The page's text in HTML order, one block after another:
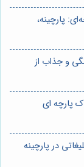
پارچینه،
و جذاب از
پارچه ای
در پارچینه